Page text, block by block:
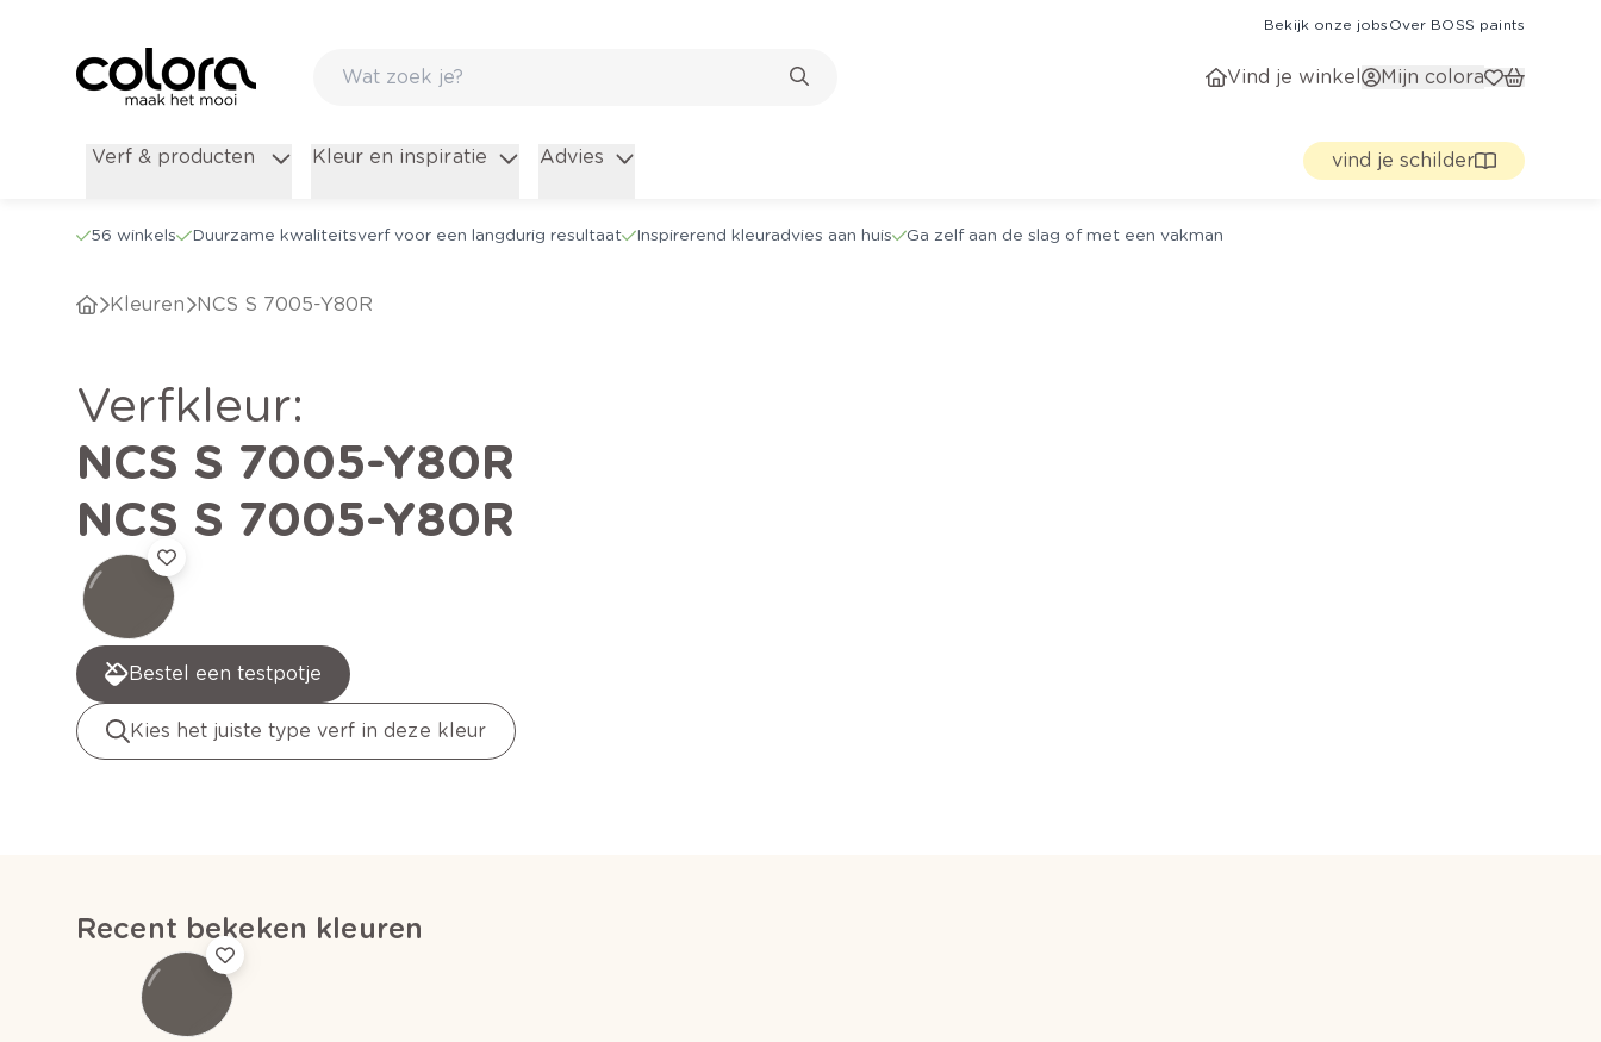
Bekijk onze jobs Over BOSS paints
Vind je winkel Mijn colora
Verf & producten Kleur en inspiratie Advies vind je schilder
56 winkels Duurzame kwaliteitsverf voor een langdurig resultaat Inspirerend kleuradvies aan huis Ga zelf aan de slag of met een vakman
Kleuren NCS S 7005-Y80R
verfkleur:
NCS S 7005-Y80R
NCS S 7005-Y80R
Bestel een testpotje
Kies het juiste type verf in deze kleur
Recent bekeken kleuren